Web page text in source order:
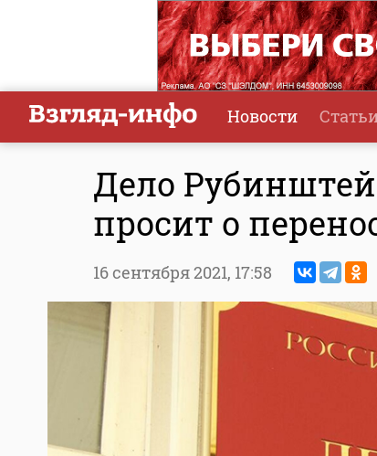
Новости
Дело
просит о
16 сентября 2021, 17:58